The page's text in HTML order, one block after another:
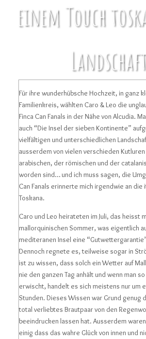
einem Touch
Für ihre wunderhübsche Hochzeit, in ganz
Familienkreis, wählten Caro & Leo die
Finca Can Fanals in der Nähe von Alcudia.
auch “Die Insel der sieben Kontinente”
vielfältigen und unterschiedlichen
ausserdem von vielen verschieden
arabischen, der römischen und der
worden sind… und ich muss sagen, die
Can Fanals erinnerte mich irgendwie an die
Toskana.
Caro und Leo heirateten im Juli, das heisst
mallorquinischen Sommer, was eigentlich
mediteranen Insel eine
Dennoch regnete es, teilweise sogar in
ist zu wissen, dass solch ein Wetter auf
nie den ganzen Tag anhält und wenn man
erwischt, handelt es sich meistens nur um
Stunden. Dieses Wissen war Grund genug
total verliebtes Brautpaar von den
beeindrucken lassen hat. Ausserdem
einig dass das wahre Glück von innen und